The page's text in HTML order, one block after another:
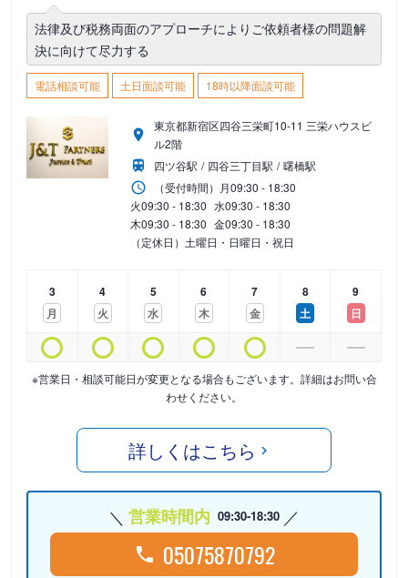
法律及び税務両面のアプローチによりご依頼者様の問題解
決に向けて尽力する
電話相談可能 土日面談可能 18時以降面談可能
東京都新宿区四谷三栄町10-11 三栄ハウスビ
ル2階
四ツ谷駅
四谷三丁目駅
曙橋駅
（受付時間） 月09:30 - 18:30
火09:30 - 18:30 水09:30 - 18:30
木09:30 - 18:30 金09:30 - 18:30
（定休日）土曜日・日曜日・祝日
3
月
4
火
5
水
6
木
7
金
8
土
9
日
※営業日・相談可能日が変更となる場合もございます。詳細はお問い合
わせください。
詳しくはこちら
営業時間内 09:30-18:30
05075870792